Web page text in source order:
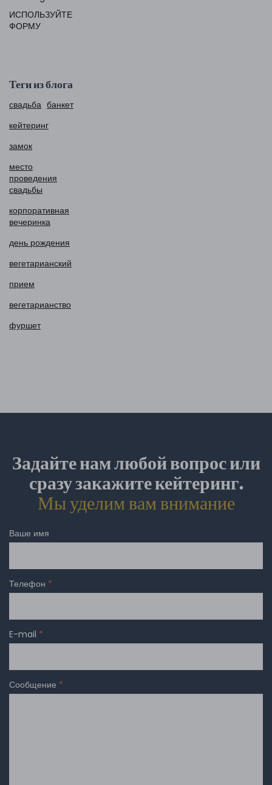
ИСПОЛЬЗУЙТЕ
ФОРМУ
Теги из блога
свадьба банкет
кейтеринг
замок
место
проведения
свадьбы
корпоративная
вечеринка
день рождения
вегетарианский
прием
вегетарианство
фуршет
Задайте нам любой вопрос или
сразу закажите кейтеринг.
Мы уделим вам внимание
Ваше имя
Телефон *
E-mail *
Сообщение *